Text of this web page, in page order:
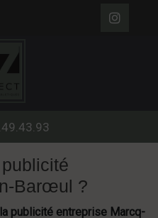
Barœul ?
la publicité entreprise Marcq-